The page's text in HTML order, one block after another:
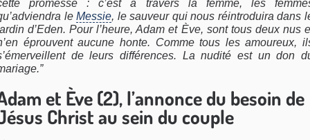
promesse : c’est à travers la femme, les
leMessie, le sauveur qui nous réintroduira dans
d’Eden. Pour l’heure, Adam et Ève, sont tous deux nus
éprouvent aucune honte. Comme tous les amoureux,
de leurs différences. La nudité est un don
et Ève (2), l’annonce du besoin de
Christ au sein du couple